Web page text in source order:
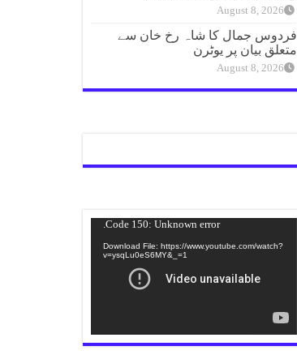
August 8, 2026
فردوس جمال کا شاہ رخ خان سے
متعلق بیان پر یوٹرن
August 8, 2026
Code 150: Unknown error.
Download File: https://www.youtube.com/watch?
v=ysqLu0eS6MY&_=1